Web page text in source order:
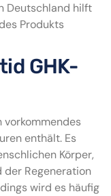
Deutschland hilft
Produkts
GHK-
vorkommendes
enthält. Es
Körper,
der Regeneration
wird es häufig